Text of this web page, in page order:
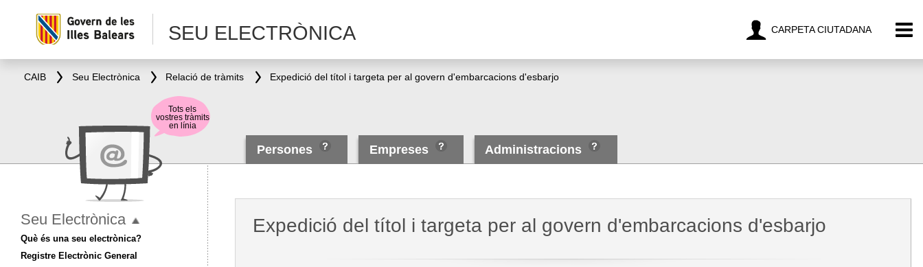
SEU ELECTRÒNICA CARPETA CIUTADANA
CAIB Seu Electrònica Relació de tràmits Expedició del títol i targeta per al govern d'embarcacions d'esbarjo
Persones Empreses Administracions
Expedició del títol i targeta per al govern d'embarcacions d'esbarjo
Tots els
vostres tràmits
en línia
Seu Electrònica
Què és una seu electrònica?
Registre Electrònic General